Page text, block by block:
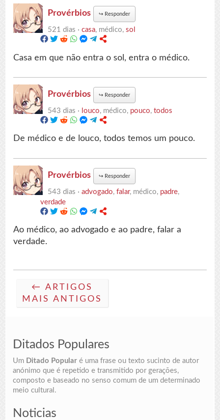
Provérbios ↪ Responder
521 dias ·casa, médico,sol
Casa em que não entra o sol, entra o médico.
Provérbios ↪ Responder
543 dias · louco, médico, pouco,todos
De médico e de louco, todos temos um pouco.
Provérbios ↪ Responder
543 dias ·advogado,falar, médico, padre,
verdade
Ao médico, ao advogado e ao padre, falar a
verdade.
← ARTIGOS
MAIS ANTIGOS
Ditados Populares
Um Ditado Popular é uma frase ou texto sucinto de autor
anónimo que é repetido e transmitido por gerações,
composto e baseado no senso comum de um determinado
meio cultural.
Noticias